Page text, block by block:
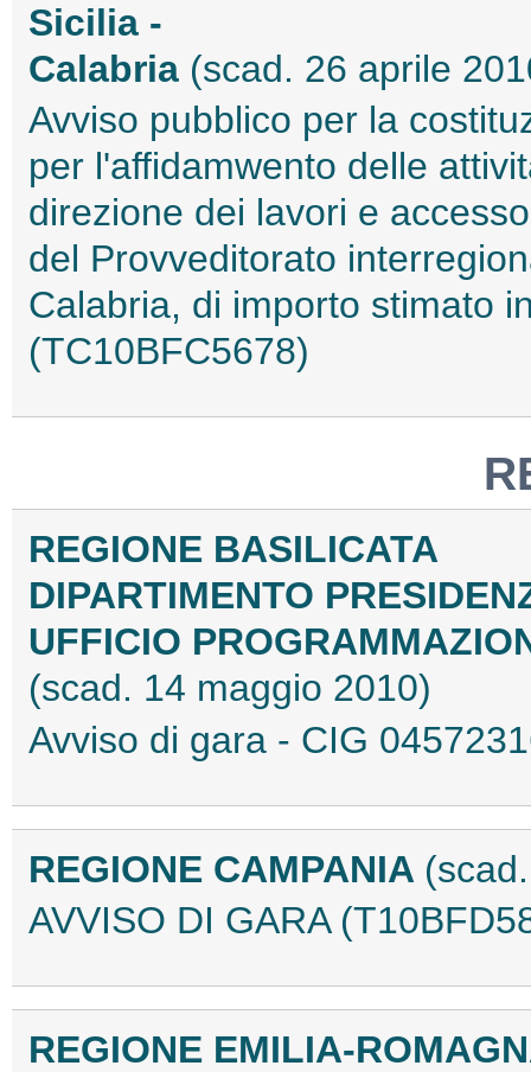
Sicilia -
Calabria (scad. 26 aprile
Avviso pubblico per la
per l'affidamwento delle
direzione dei lavori e
del Provveditorato
Calabria, di importo stimato
(TC10BFC5678)
REGIONE BASILICATA
DIPARTIMENTO
UFFICIO
(scad. 14 maggio 2010)
Avviso di gara - CIG
REGIONE CAMPANIA
AVVISO DI GARA
REGIONE EMILIA-